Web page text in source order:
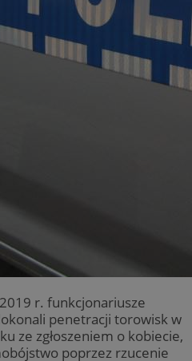
r. funkcjonariusze
penetracji torowisk w
ze zgłoszeniem o kobiecie,
poprzez rzucenie